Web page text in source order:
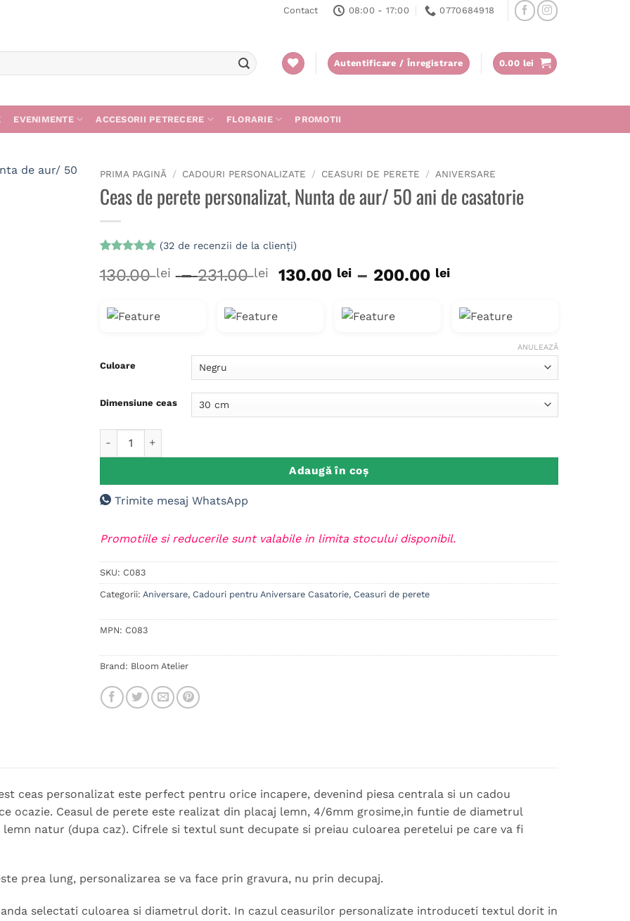
Contact 08:00 - 17:00 0770684918
Autentificare / Înregistrare 0.00 lei
EVENIMENTE ACCESORII PETRECERE FLORARIE PROMOTII
PRIMA PAGINĂ / CADOURI PERSONALIZATE / CEASURI DE PERETE / ANIVERSARE
Ceas de perete personalizat, Nunta de aur/ 50 ani de casatorie
4.94din 5
pe baza a
de la
clienți
(32 de recenzii de la clienți)
130.00lei – 231.00lei
Interval
130.00 lei
la
231.00 lei
130.00 lei – 200.00 leiInterval
prețuri:
130.00 lei
la
200.00 lei
Culoare
Dimensiune ceas
ANULEAZĂ
Adaugă în coș
Trimite mesaj WhatsApp
Promotiile si reducerile sunt valabile in limita stocului disponibil.
SKU: C083
Categorii: Aniversare, Cadouri pentru Aniversare Casatorie, Ceasuri de perete
MPN: C083
Brand: Bloom Atelier
ceas personalizat este perfect pentru orice incapere, devenind piesa centrala si un cadou
ocazie. Ceasul de perete este realizat din placaj lemn, 4/6mm grosime,in funtie de diametrul
natur (dupa caz). Cifrele si textul sunt decupate si preiau culoarea peretelui pe care va fi
prea lung, personalizarea se va face prin gravura, nu prin decupaj.
selectati culoarea si diametrul dorit. In cazul ceasurilor personalizate introduceti textul dorit in